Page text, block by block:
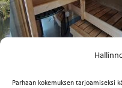
Parhaan kokemuksen tarjoamiseksi
FI